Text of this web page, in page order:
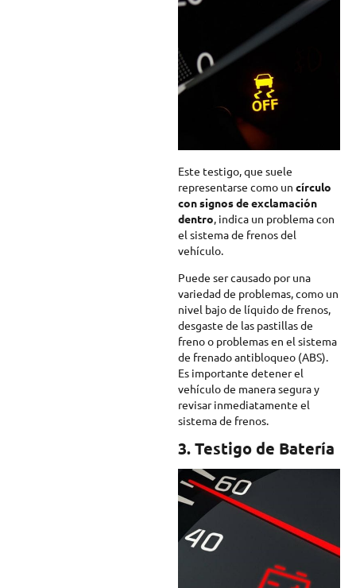
Este testigo, que suele
representarse como un círculo
con signos de exclamación
dentro, indica un problema con
el sistema de frenos del
vehículo.
Puede ser causado por una
variedad de problemas, como un
nivel bajo de líquido de frenos,
desgaste de las pastillas de
freno o problemas en el sistema
de frenado antibloqueo (ABS).
Es importante detener el
vehículo de manera segura y
revisar inmediatamente el
sistema de frenos.
3. Testigo de Batería